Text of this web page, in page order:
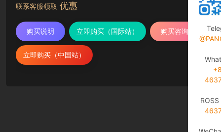
联系客服领取 优惠
购买说明 立即购买（国际站） 购买咨询
立即购买（中国站）